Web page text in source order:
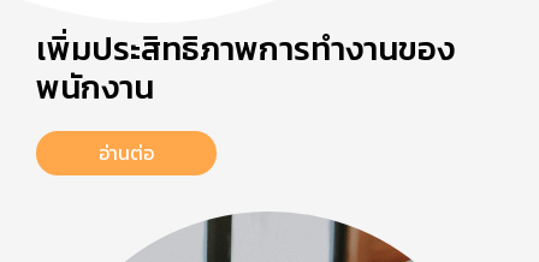
เพิ่มประสิทธิภาพการทำงานของ
พนักงาน
อ่านต่อ